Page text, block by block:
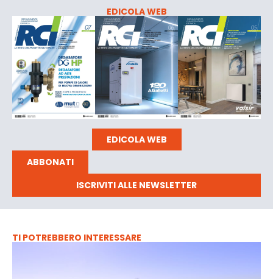
EDICOLA WEB
EDICOLA WEB
ABBONATI
ISCRIVITI ALLE NEWSLETTER
TI POTREBBERO INTERESSARE